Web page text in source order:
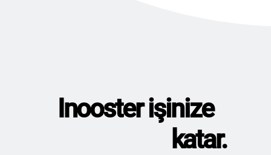
Inooster işinize
katar.